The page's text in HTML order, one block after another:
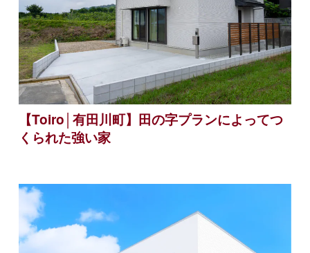
【Toiro│有田川町】田の字プランによってつ
くられた強い家